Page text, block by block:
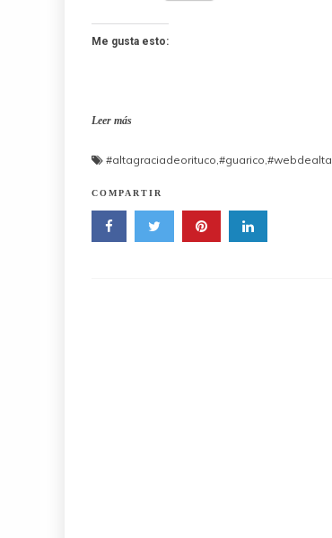
Me gusta esto:
Leer más
#altagraciadeorituco,#guarico,#webdealta
COMPARTIR